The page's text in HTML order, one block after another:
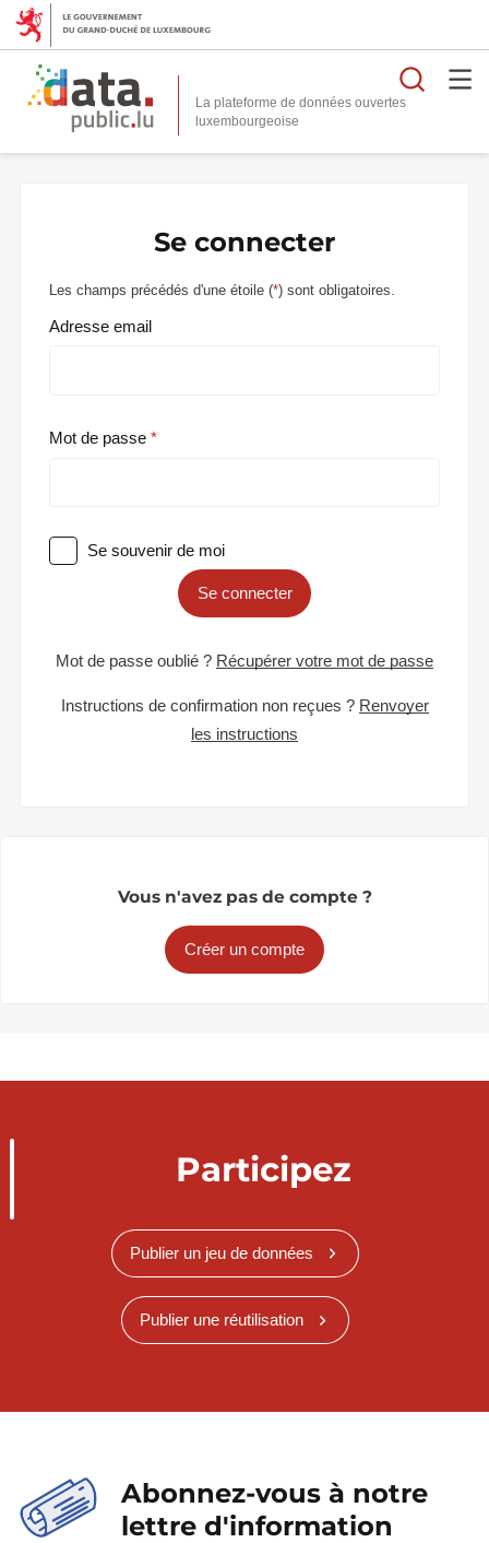
La plateforme de données ouvertes
Se connecter
Les champs précédés d'une étoile (*) sont obligatoires.
Adresse email
Mot de passe
Se souvenir de moi
Se connecter
Mot de passe oublié ? Récupérer votre mot de passe
Instructions de confirmation non reçues ? Renvoyer
les instructions
Vous n'avez pas de compte ?
Créer un compte
Participez
Publier un jeu de données
Publier une réutilisation
Abonnez-vous à notre
lettre d'information